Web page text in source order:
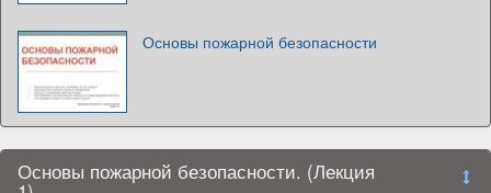
Основы пожарной безопасности
Основы пожарной безопасности. (Лекция